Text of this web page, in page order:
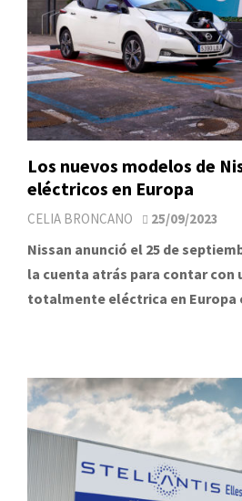
Los nuevos modelos de
eléctricos en Europa
CELIA BRONCANO 25/09/2023
Nissan anunció el 25 de
la cuenta atrás para contar con
totalmente eléctrica en Europa